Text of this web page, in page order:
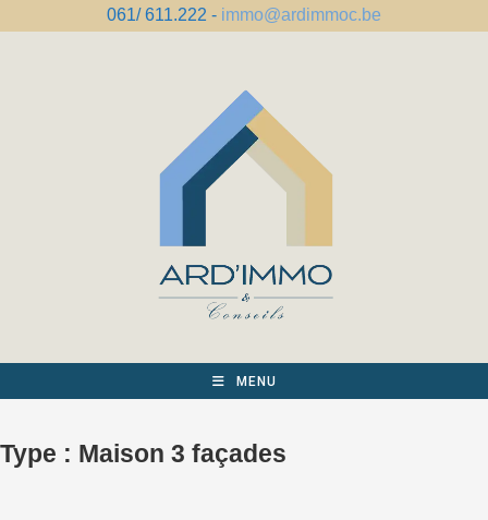
061/ 611.222 - immo@ardimmoc.be
MENU
Type : Maison 3 façades